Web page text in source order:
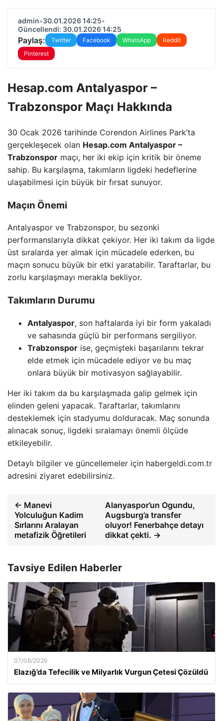
admin•30.01.2026 14:25•
Güncellendi: 30.01.2026 14:25
Paylaş: Twitter Facebook WhatsApp
Reddit
Pinterest
Hesap.com Antalyaspor –
Trabzonspor Maçı Hakkında
30 Ocak 2026 tarihinde Corendon Airlines Park’ta
gerçekleşecek olan Hesap.com Antalyaspor –
Trabzonspor maçı, her iki ekip için kritik bir öneme
sahip. Bu karşılaşma, takımların ligdeki hedeflerine
ulaşabilmesi için büyük bir fırsat sunuyor.
Maçın Önemi
Antalyaspor ve Trabzonspor, bu sezonki
performanslarıyla dikkat çekiyor. Her iki takım da ligde
üst sıralarda yer almak için mücadele ederken, bu
maçın sonucu büyük bir etki yaratabilir. Taraftarlar, bu
zorlu karşılaşmayı merakla bekliyor.
Takımların Durumu
Antalyaspor, son haftalarda iyi bir form yakaladı
ve sahasında güçlü bir performans sergiliyor.
Trabzonspor ise, geçmişteki başarılarını tekrar
elde etmek için mücadele ediyor ve bu maç
onlara büyük bir motivasyon sağlayabilir.
Her iki takım da bu karşılaşmada galip gelmek için
elinden geleni yapacak. Taraftarlar, takımlarını
desteklemek için stadyumu dolduracak. Maç sonunda
alınacak sonuç, ligdeki sıralamayı önemli ölçüde
etkileyebilir.
Detaylı bilgiler ve güncellemeler için habergeldi.com.tr
adresini ziyaret edebilirsiniz.
← Manevi
Yolculuğun Kadim
Sırlarını Aralayan
metafizik Öğretileri
Alanyaspor’un Ogundu,
Augsburg’a transfer
oluyor! Fenerbahçe detayı
dikkat çekti. →
Tavsiye Edilen Haberler
07/08/2026
Elazığ’da Tefecilik ve Milyarlık Vurgun Çetesi Çözüldü